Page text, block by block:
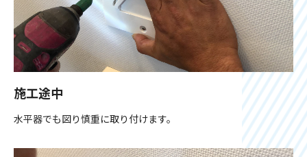
施工途中
水平器でも図り慎重に取り付けます。